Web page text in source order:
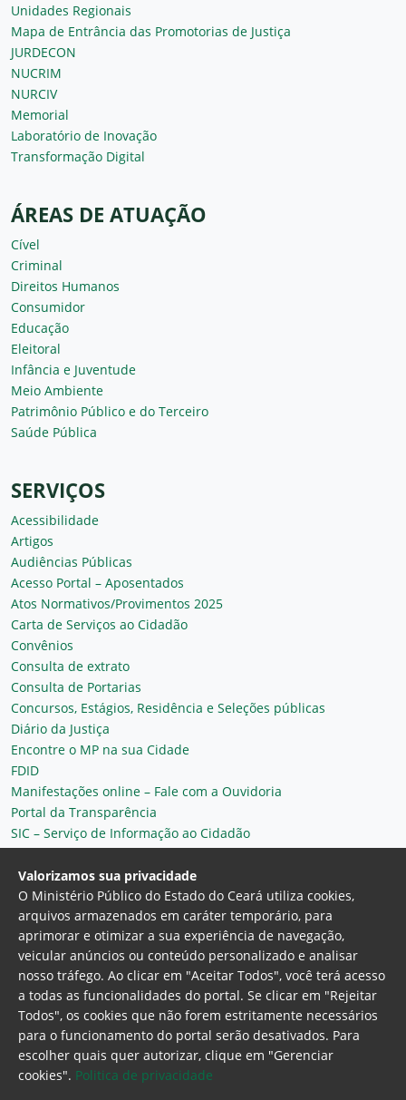
Unidades Regionais
Mapa de Entrância das Promotorias de Justiça
JURDECON
NUCRIM
NURCIV
Memorial
Laboratório de Inovação
Transformação Digital
ÁREAS DE ATUAÇÃO
Cível
Criminal
Direitos Humanos
Consumidor
Educação
Eleitoral
Infância e Juventude
Meio Ambiente
Patrimônio Público e do Terceiro
Saúde Pública
SERVIÇOS
Acessibilidade
Artigos
Audiências Públicas
Acesso Portal – Aposentados
Atos Normativos/Provimentos 2025
Carta de Serviços ao Cidadão
Convênios
Consulta de extrato
Consulta de Portarias
Concursos, Estágios, Residência e Seleções públicas
Diário da Justiça
Encontre o MP na sua Cidade
FDID
Manifestações online – Fale com a Ouvidoria
Portal da Transparência
SIC – Serviço de Informação ao Cidadão
Plantão MP do Ceará
Secretaria Geral
Ministério Público do Estado do Ceará
Procuradoria Geral de Justiça Av. Gen. Afonso
Albuquerque Lima, 130 - Cambeba - CEP:
Valorizamos sua privacidade
O Ministério Público do Estado do Ceará utiliza cookies,
arquivos armazenados em caráter temporário, para
aprimorar e otimizar a sua experiência de navegação,
veicular anúncios ou conteúdo personalizado e analisar
nosso tráfego. Ao clicar em "Aceitar Todos", você terá acesso
a todas as funcionalidades do portal. Se clicar em "Rejeitar
Todos", os cookies que não forem estritamente necessários
para o funcionamento do portal serão desativados. Para
escolher quais quer autorizar, clique em "Gerenciar
cookies". Politica de privacidade